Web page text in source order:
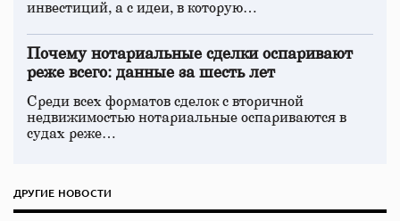
инвестиций, а с идеи, в которую…
Почему нотариальные сделки оспаривают
реже всего: данные за шесть лет
Среди всех форматов сделок с вторичной
недвижимостью нотариальные оспариваются в
судах реже…
ДРУГИЕ НОВОСТИ